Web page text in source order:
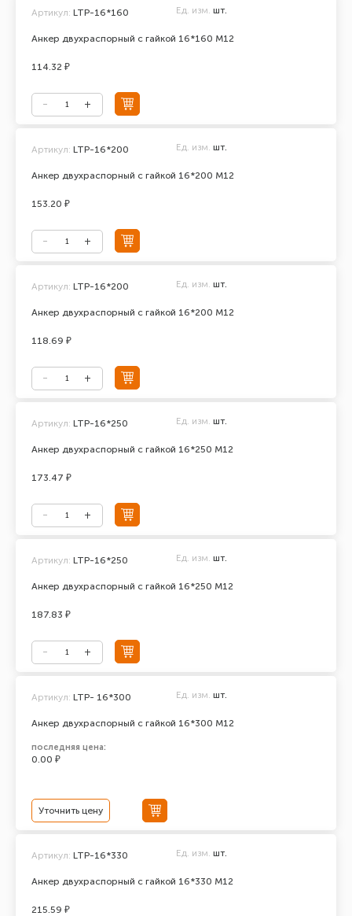
Анкер двухраспорный с гайкой 16*160 М12
Артикул: LTP-16*160 Ед. изм. шт.
114.32 ₽
Анкер двухраспорный с гайкой 16*200 М12
Артикул: LTP-16*200 Ед. изм. шт.
153.20 ₽
Анкер двухраспорный с гайкой 16*200 М12
Артикул: LTP-16*200 Ед. изм. шт.
118.69 ₽
Анкер двухраспорный с гайкой 16*250 М12
Артикул: LTP-16*250 Ед. изм. шт.
173.47 ₽
Анкер двухраспорный с гайкой 16*250 М12
Артикул: LTP-16*250 Ед. изм. шт.
187.83 ₽
Анкер двухраспорный с гайкой 16*300 М12
Артикул: LTP- 16*300 Ед. изм. шт.
последняя цена:
0.00 ₽
Уточнить цену
Анкер двухраспорный с гайкой 16*330 М12
Артикул: LTP-16*330 Ед. изм. шт.
215.59 ₽